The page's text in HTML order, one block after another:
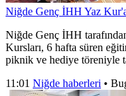
Niğde Genç İHH Yaz
Niğde Genç İHH
Kursları, 6 hafta süren
piknik ve hediye töreniyle
11:01 Niğde haberleri •